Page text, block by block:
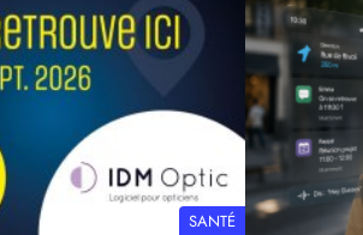
THÉMATIQUE
SANTÉ
principal